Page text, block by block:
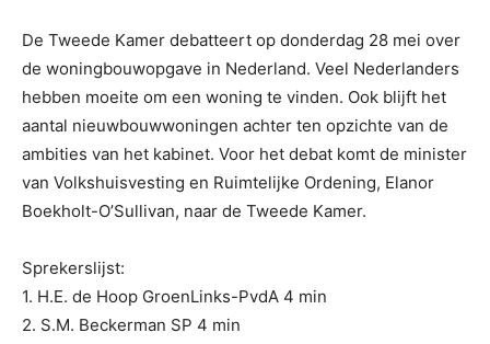
De Tweede Kamer debatteert op donderdag 28 mei over
de woningbouwopgave in Nederland. Veel Nederlanders
hebben moeite om een woning te vinden. Ook blijft het
aantal nieuwbouwwoningen achter ten opzichte van de
ambities van het kabinet. Voor het debat komt de minister
van Volkshuisvesting en Ruimtelijke Ordening, Elanor
Boekholt-O’Sullivan, naar de Tweede Kamer.
Sprekerslijst:
1. H.E. de Hoop GroenLinks-PvdA 4 min
2. S.M. Beckerman SP 4 min